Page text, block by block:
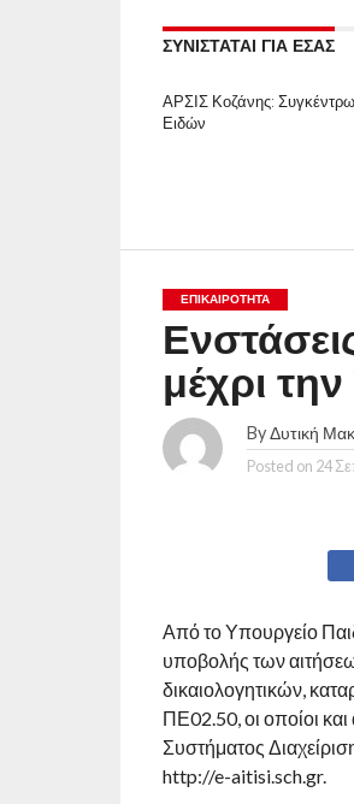
ΣΥΝΙΣΤΑΤΑΙ ΓΙΑ ΕΣΑΣ
ΑΡΣΙΣ Κοζάνης:
Ειδών
ΕΠΙΚΑΙΡΟΤΗΤΑ
μέχρι
ByΔυτική
Posted on 24
Από το Υπουργείο
υποβολής των
δικαιολογητικών,
ΠΕ02.50, οι οποίοι
Συστήματος
http://e-aitisi.sch.gr.